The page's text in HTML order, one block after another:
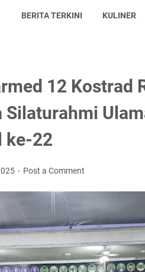
BERITA TERKINI KULINER
12 Kostrad
Silaturahmi
ke-22
Post a Comment